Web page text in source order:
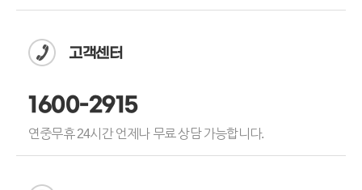
고객센터
1600-2915
연중무휴 24시간 언제나 무료 상담 가능합니다.